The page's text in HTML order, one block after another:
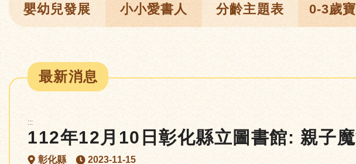
嬰幼兒發展 小小愛書人 分齡主題表 0-3歲
最新消息
:::
112年12月10日彰化縣立圖書館: 親子
彰化縣
2023-11-15